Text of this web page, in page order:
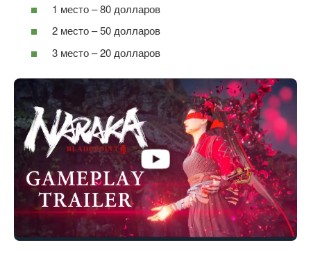
1 место – 80 долларов
2 место – 50 долларов
3 место – 20 долларов